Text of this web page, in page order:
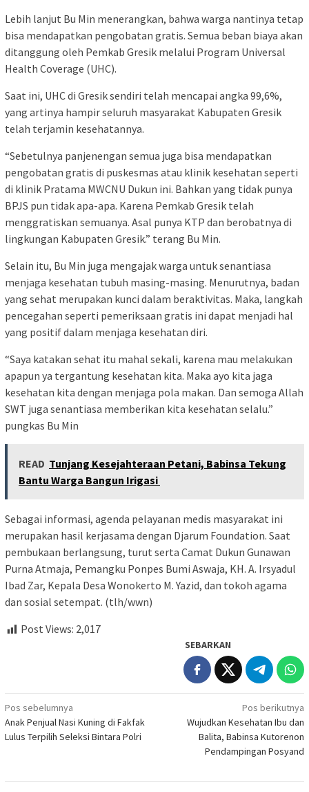
Lebih lanjut Bu Min menerangkan, bahwa warga nantinya tetap
bisa mendapatkan pengobatan gratis. Semua beban biaya akan
ditanggung oleh Pemkab Gresik melalui Program Universal
Health Coverage (UHC).
Saat ini, UHC di Gresik sendiri telah mencapai angka 99,6%,
yang artinya hampir seluruh masyarakat Kabupaten Gresik
telah terjamin kesehatannya.
“Sebetulnya panjenengan semua juga bisa mendapatkan
pengobatan gratis di puskesmas atau klinik kesehatan seperti
di klinik Pratama MWCNU Dukun ini. Bahkan yang tidak punya
BPJS pun tidak apa-apa. Karena Pemkab Gresik telah
menggratiskan semuanya. Asal punya KTP dan berobatnya di
lingkungan Kabupaten Gresik.” terang Bu Min.
Selain itu, Bu Min juga mengajak warga untuk senantiasa
menjaga kesehatan tubuh masing-masing. Menurutnya, badan
yang sehat merupakan kunci dalam beraktivitas. Maka, langkah
pencegahan seperti pemeriksaan gratis ini dapat menjadi hal
yang positif dalam menjaga kesehatan diri.
“Saya katakan sehat itu mahal sekali, karena mau melakukan
apapun ya tergantung kesehatan kita. Maka ayo kita jaga
kesehatan kita dengan menjaga pola makan. Dan semoga Allah
SWT juga senantiasa memberikan kita kesehatan selalu.”
pungkas Bu Min
READ Tunjang Kesejahteraan Petani, Babinsa Tekung
Bantu Warga Bangun Irigasi
Sebagai informasi, agenda pelayanan medis masyarakat ini
merupakan hasil kerjasama dengan Djarum Foundation. Saat
pembukaan berlangsung, turut serta Camat Dukun Gunawan
Purna Atmaja, Pemangku Ponpes Bumi Aswaja, KH. A. Irsyadul
Ibad Zar, Kepala Desa Wonokerto M. Yazid, dan tokoh agama
dan sosial setempat. (tlh/wwn)
Post Views: 2,017
SEBARKAN
Navigasi
pos
Pos sebelumnya
Anak Penjual Nasi Kuning di Fakfak
Lulus Terpilih Seleksi Bintara Polri
Pos berikutnya
Wujudkan Kesehatan Ibu dan
Balita, Babinsa Kutorenon
Pendampingan Posyand